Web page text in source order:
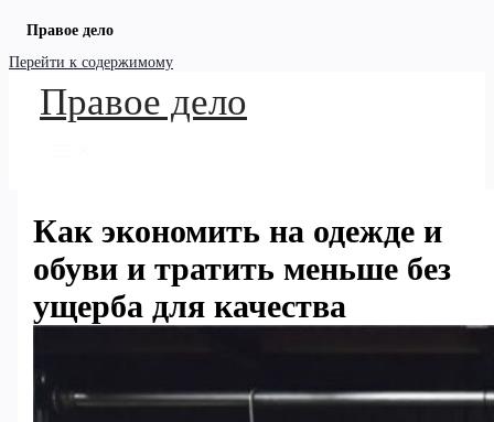
Правое дело
Перейти к содержимому
Правое дело
Как экономить на одежде и
обуви и тратить меньше без
ущерба для качества